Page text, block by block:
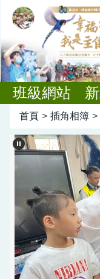
跳
到
要
內
容
區班級網站
首頁 > 插角相簿 >